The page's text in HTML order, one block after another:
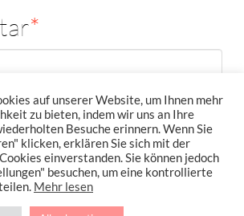
*
auf unserer Website, um Ihnen mehr
zu bieten, indem wir uns an Ihre
Besuche erinnern. Wenn Sie
klicken, erklären Sie sich mit der
einverstanden. Sie können jedoch
besuchen, um eine kontrollierte
Mehr lesen